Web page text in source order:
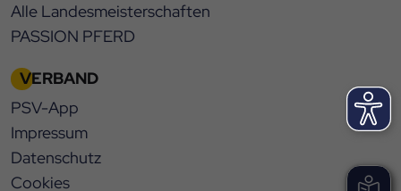
Alle Landesmeisterschaften
PASSION PFERD
VERBAND
PSV-App
Impressum
Datenschutz
Cookies